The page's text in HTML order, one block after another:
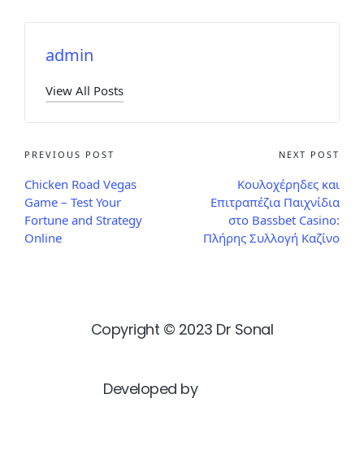
admin
View All Posts
PREVIOUS POST
Chicken Road Vegas
Game – Test Your
Fortune and Strategy
Online
NEXT POST
Κουλοχέρηδες και
Επιτραπέζια Παιχνίδια
στο Bassbet Casino:
Πλήρης Συλλογή Καζίνο
Copyright © 2023 Dr Sonal
Developed by